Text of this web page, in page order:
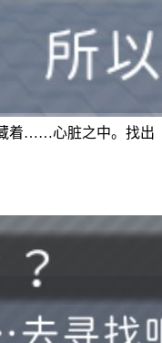
着……心脏之中。找出